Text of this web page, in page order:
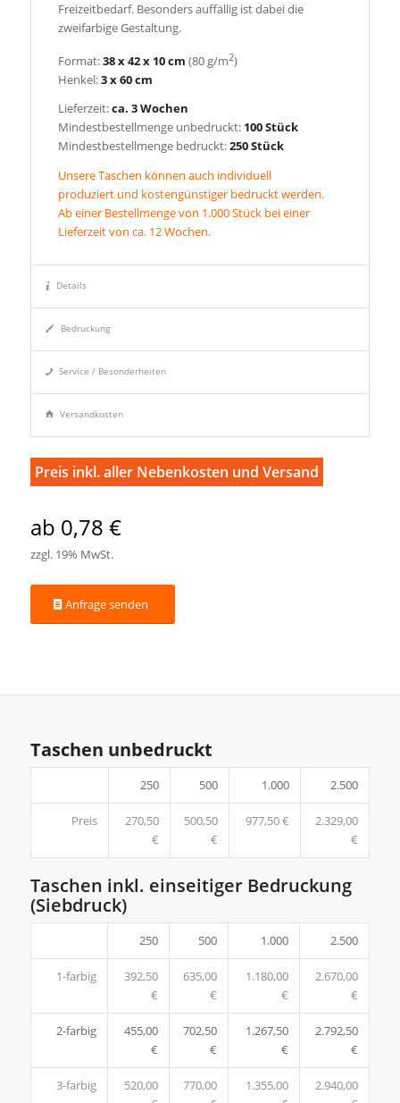
Freizeitbedarf. Besonders auffällig ist dabei die
zweifarbige Gestaltung.
Format:38 x 42 x 10 cm (80 g/m2)
Henkel:3 x 60 cm
Lieferzeit:ca. 3 Wochen
Mindestbestellmenge unbedruckt: 100 Stück
Mindestbestellmenge bedruckt:250 Stück
Unsere Taschen können auch individuell
produziert und kostengünstiger bedruckt werden.
Ab einer Bestellmenge von 1.000 Stück bei einer
Lieferzeit von ca. 12 Wochen.
Details
Bedruckung
Service / Besonderheiten
Versandkosten
Preis inkl. aller Nebenkosten und Versand
ab 0,78 €
zzgl. 19% MwSt.
Anfrage senden
Taschen unbedruckt
250 500 1.000 2.500
Preis
270,50
€
500,50
€
977,50 €
2.329,00
€
Taschen inkl. einseitiger Bedruckung
(Siebdruck)
250 500 1.000 2.500
1-farbig
392,50
€
635,00
€
1.180,00
€
2.670,00
€
2-farbig
455,00
€
702,50
€
1.267,50
€
2.792,50
€
3-farbig
520,00
770,00
1.355,00
2.940,00